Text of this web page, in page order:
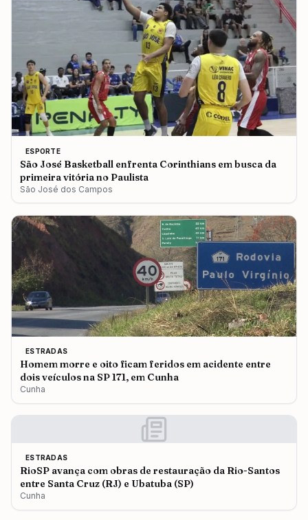
ESPORTE
São José Basketball enfrenta Corinthians em busca da
primeira vitória no Paulista
São José dos Campos
ESTRADAS
Homem morre e oito ficam feridos em acidente entre
dois veículos na SP 171, em Cunha
Cunha
ESTRADAS
RioSP avança com obras de restauração da Rio-Santos
entre Santa Cruz (RJ) e Ubatuba (SP)
Cunha